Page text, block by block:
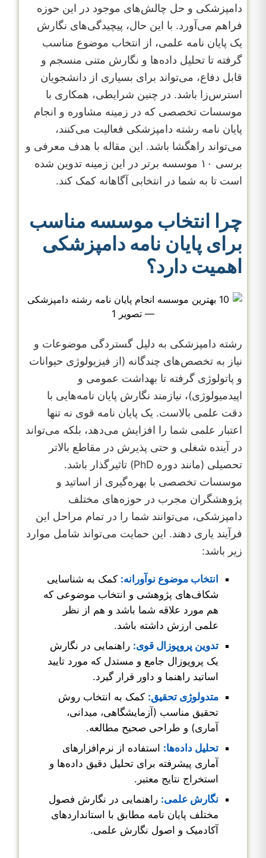
دامپزشکی و حل چالش‌های موجود در این حوزه
فراهم می‌آورد. با این حال، پیچیدگی‌های نگارش
یک پایان نامه علمی، از انتخاب موضوع مناسب
گرفته تا تحلیل داده‌ها و نگارش متنی منسجم و
قابل دفاع، می‌تواند برای بسیاری از دانشجویان
استرس‌زا باشد. در چنین شرایطی، همکاری با
موسسات تخصصی که در زمینه مشاوره و انجام
پایان نامه رشته دامپزشکی فعالیت می‌کنند،
می‌تواند راهگشا باشد. این مقاله با هدف معرفی و
برسی ۱۰ موسسه برتر در این زمینه تدوین شده
است تا به شما در انتخابی آگاهانه کمک کند.
چرا انتخاب موسسه مناسب
برای پایان نامه دامپزشکی
اهمیت دارد؟
رشته دامپزشکی به دلیل گستردگی موضوعات و
نیاز به تخصص‌های چندگانه (از فیزیولوژی حیوانات
و پاتولوژی گرفته تا بهداشت عمومی و
اپیدمیولوژی)، نیازمند نگارش پایان نامه‌هایی با
دقت علمی بالاست. یک پایان نامه قوی نه تنها
اعتبار علمی شما را افزایش می‌دهد، بلکه می‌تواند
در آینده شغلی و حتی پذیرش در مقاطع بالاتر
تحصیلی (مانند دوره PhD) تاثیرگذار باشد.
موسسات تخصصی با بهره‌گیری از اساتید و
پژوهشگران مجرب در حوزه‌های مختلف
دامپزشکی، می‌توانند شما را در تمام مراحل این
فرآیند یاری دهند. این حمایت می‌تواند شامل موارد
زیر باشد:
انتخاب موضوع نوآورانه: کمک به شناسایی
شکاف‌های پژوهشی و انتخاب موضوعی که
هم مورد علاقه شما باشد و هم از نظر
علمی ارزش داشته باشد.
تدوین پروپوزال قوی: راهنمایی در نگارش
یک پروپوزال جامع و مستدل که مورد تایید
اساتید راهنما و داور قرار گیرد.
متدولوژی تحقیق: کمک به انتخاب روش
تحقیق مناسب (آزمایشگاهی، میدانی،
آماری) و طراحی صحیح مطالعه.
تحلیل داده‌ها: استفاده از نرم‌افزارهای
آماری پیشرفته برای تحلیل دقیق داده‌ها و
استخراج نتایج معتبر.
نگارش علمی: راهنمایی در نگارش فصول
مختلف پایان نامه مطابق با استانداردهای
آکادمیک و اصول نگارش علمی.